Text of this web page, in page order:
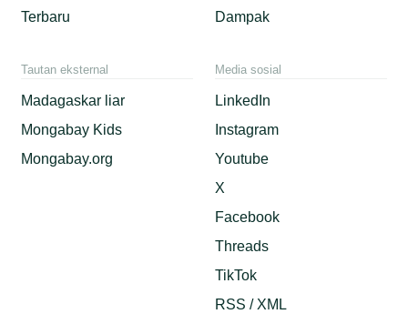
Terbaru
Dampak
Tautan eksternal
Madagaskar liar
Mongabay Kids
Mongabay.org
Media sosial
LinkedIn
Instagram
Youtube
X
Facebook
Threads
TikTok
RSS / XML